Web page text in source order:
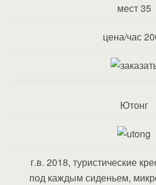
мест 35
цена/час
Ютонг
г.в. 2018, туристические
под каждым сиденьем,